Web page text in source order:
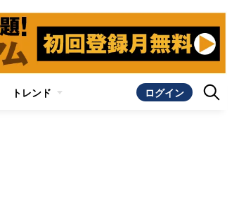
トレンド ログイン